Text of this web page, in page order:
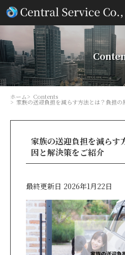
ホーム Contents
家族の送迎負担を減らす方法とは？負担の
家族の送迎負担を減らす
因と解決策をご紹介
最終更新日 2026年1月22日